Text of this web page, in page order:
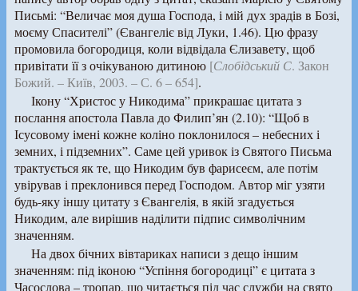
Письмі: “Величає моя душа Господа, і мій дух зрадів в Бозі,
моєму Спасителі” (Євангеліє від Луки, 1.46). Цю фразу
промовила богородиця, коли відвідала Єлизавету, щоб
привітати її з очікуваною дитиною [Слобідський С. Закон
Божий. – Київ, 2003. – С. 6 – 654].
Ікону “Христос у Никодима” прикрашає цитата з
послання апостола Павла до Филип’ян (2.10): “Щоб в
Ісусовому імені кожне коліно поклонилося – небесних і
земних, і підземних”. Саме цей уривок із Святого Письма
трактується як те, що Никодим був фарисеєм, але потім
увірував і преклонився перед Господом. Автор міг узяти
будь-яку іншу цитату з Євангелія, в якій згадується
Никодим, але вирішив наділити підпис символічним
значенням.
На двох бічних вівтариках написи з дещо іншим
значенням: під іконою “Успіння богородиці” є цитата з
Часослова – тропар, що читається під час служби на свято